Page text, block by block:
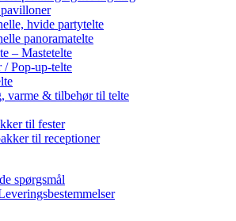
hvide partytelte
panoramatelte
– Mastetelte
/ Pop-up-telte
varme & tilbehør til telte
til fester
til receptioner
spørgsmål